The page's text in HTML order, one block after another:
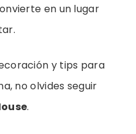
en un lugar
y tips para
no olvides seguir
.